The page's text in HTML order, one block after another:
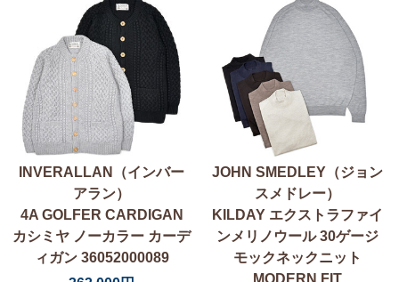
INVERALLAN（インバー
アラン）
4A GOLFER CARDIGAN
カシミヤ ノーカラー カーデ
ィガン 36052000089
JOHN SMEDLEY（ジョン
スメドレー）
KILDAY エクストラファイ
ンメリノウール 30ゲージ
モックネックニット
MODERN FIT